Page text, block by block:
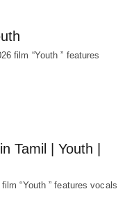
film “Youth ” features
Tamil | Youth |
“Youth ” features vocals